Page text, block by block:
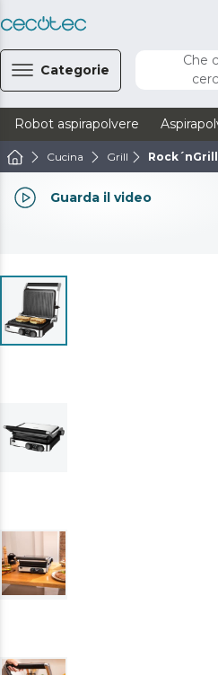
Categorie
Che
Robot aspirapolvere
Cucina Grill Rock´nGrill
Guarda il video